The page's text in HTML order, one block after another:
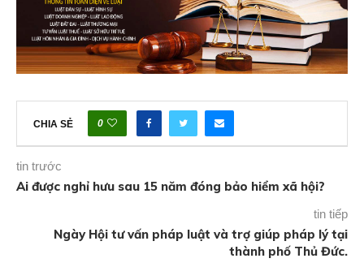
CHIA SẺ 0
tin trước
Ai được nghỉ hưu sau 15 năm đóng bảo hiểm xã hội?
tin tiếp
Ngày Hội tư vấn pháp luật và trợ giúp pháp lý tại
thành phố Thủ Đức.